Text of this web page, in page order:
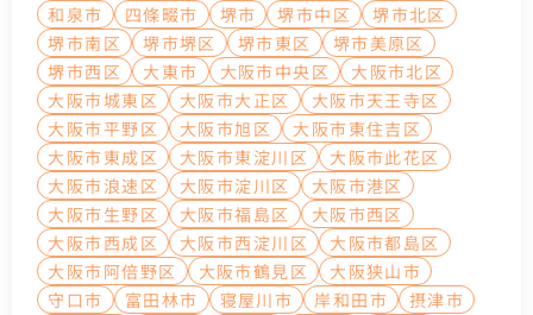
和泉市
四條畷市 堺市 堺市中区
堺市北区
堺市南区
堺市堺区 堺市東区
堺市美原区
堺市西区
大東市 大阪市中央区
大阪市北区
大阪市城東区
大阪市大正区
大阪市天王寺区
大阪市平野区
大阪市旭区
大阪市東住吉区
大阪市東成区
大阪市東淀川区
大阪市此花区
大阪市浪速区
大阪市淀川区
大阪市港区
大阪市生野区
大阪市福島区
大阪市西区
大阪市西成区
大阪市西淀川区
大阪市都島区
大阪市阿倍野区
大阪市鶴見区
大阪狭山市
守口市
富田林市 寝屋川市 岸和田市
摂津市